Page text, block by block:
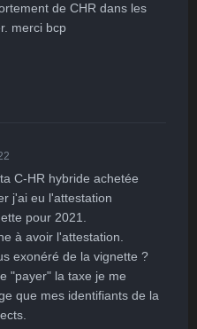
de CHR dans les
merci bcp
C-HR hybride achetée
j'ai eu l'attestation
pour 2021.
à avoir l'attestation.
exonéré de la vignette ?
"payer" la taxe je me
que mes identifiants de la